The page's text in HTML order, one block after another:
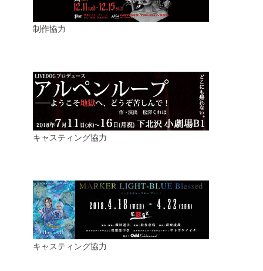
制作協力
キャスティング協力
キャスティング協力